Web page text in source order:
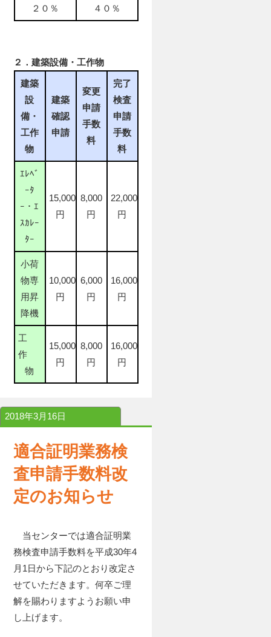
２０％
４０％
２．建築設備・工作物
建築
設
備・
工作
物
建築
確認
申請
変更
申請
手数
料
完了
検査
申請
手数
料
ｴﾚﾍﾞ
ｰﾀ
ｰ・ｴ
ｽｶﾚｰ
ﾀｰ
15,000
円
8,000
円
22,000
円
小荷
物専
用昇
降機
10,000
円
6,000
円
16,000
円
工
作
物
15,000
円
8,000
円
16,000
円
2018年3月16日
適合証明業務検
査申請手数料改
定のお知らせ
当センターでは適合証明業
務検査申請手数料を平成30年4
月1日から下記のとおり改定さ
せていただきます。何卒ご理
解を賜わりますようお願い申
し上げます。